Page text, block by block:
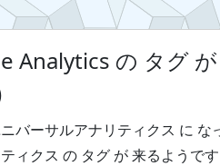
Analytics の タグ
バーサルアナリティクス に
ィクス の タグ が 来るようです